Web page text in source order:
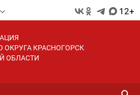
12+
ОКРУГА КРАСНОГОРСК
ОБЛАСТИ